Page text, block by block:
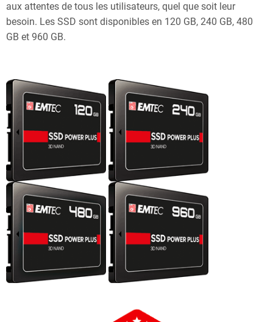
aux attentes de tous les utilisateurs, quel que soit leur
besoin. Les SSD sont disponibles en 120 GB, 240 GB, 480
GB et 960 GB.